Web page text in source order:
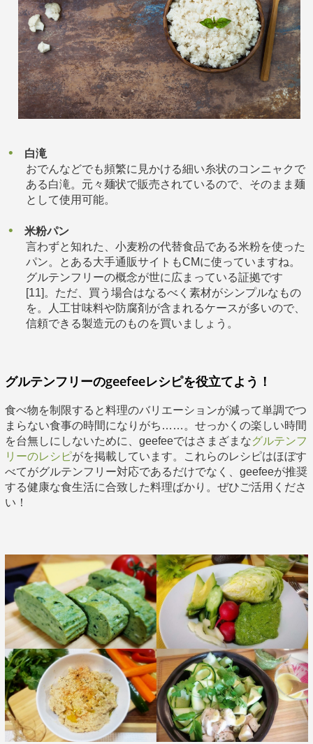
白滝
おでんなどでも頻繁に見かける細い糸状のコンニャクで
ある白滝。元々麺状で販売されているので、そのまま麺
として使用可能。
米粉パン
言わずと知れた、小麦粉の代替食品である米粉を使った
パン。とある大手通販サイトもCMに使っていますね。
グルテンフリーの概念が世に広まっている証拠です
[11]。ただ、買う場合はなるべく素材がシンプルなもの
を。人工甘味料や防腐剤が含まれるケースが多いので、
信頼できる製造元のものを買いましょう。
グルテンフリーのgeefeeレシピを役立てよう！
食べ物を制限すると料理のバリエーションが減って単調でつ
まらない食事の時間になりがち……。せっかくの楽しい時間
を台無しにしないために、geefeeではさまざまなグルテンフ
リーのレシピがを掲載しています。これらのレシピはほぼす
べてがグルテンフリー対応であるだけでなく、geefeeが推奨
する健康な食生活に合致した料理ばかり。ぜひご活用くださ
い！